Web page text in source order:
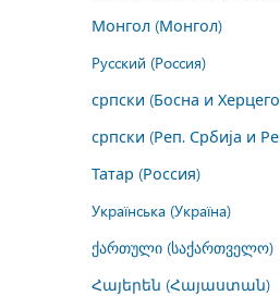
Монгол (Монгол)
Русский (Россия)
српски (Босна и
српски (Реп. Србија и
Татар (Россия)
Українська (Україна)
ქართული (საქართველო)
Հայերեն (Հայաստան)